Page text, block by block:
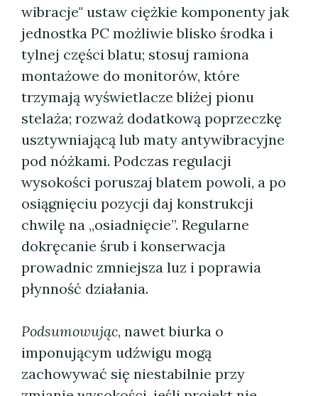
wibracje" ustaw ciężkie komponenty jak
jednostka PC możliwie blisko środka i
tylnej części blatu; stosuj ramiona
montażowe do monitorów, które
trzymają wyświetlacze bliżej pionu
stelaża; rozważ dodatkową poprzeczkę
usztywniającą lub maty antywibracyjne
pod nóżkami. Podczas regulacji
wysokości poruszaj blatem powoli, a po
osiągnięciu pozycji daj konstrukcji
chwilę na „osiadnięcie”. Regularne
dokręcanie śrub i konserwacja
prowadnic zmniejsza luz i poprawia
płynność działania.
Podsumowując, nawet biurka o
imponującym udźwigu mogą
zachowywać się niestabilnie przy